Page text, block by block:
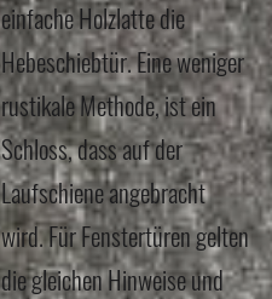
einfache Holzlatte die
Hebeschiebtür. Eine weniger
rustikale Methode, ist ein
Schloss, dass auf der
Laufschiene angebracht
wird.Für Fenstertüren gelten
die gleichen Hinweise und